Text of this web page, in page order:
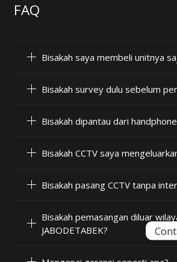
FAQ
Bisakah saya membeli unitnya
Bisakah survey dulu sebelum
Bisakah dipantau dari
Bisakah CCTV saya
Bisakah pasang CCTV tanpa
Bisakah pemasangan diluar
JABODETABEK?